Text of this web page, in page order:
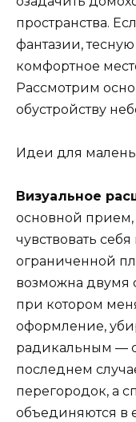
пространства.
фантазии,
комфортное
Рассмотрим
обустройству
Идеи для
Визуальное
основной прием,
чувствовать
ограниченной
возможна двумя
при котором
оформление,
радикальным —
последнем
перегородок, а
объединяются в